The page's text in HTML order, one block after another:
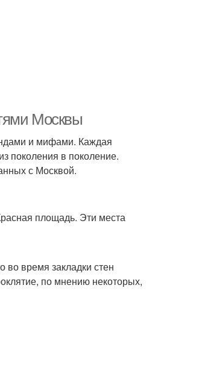
Москвы
и мифами. Каждая
поколения в поколение.
с Москвой.
площадь. Эти места
во время закладки стен
по мнению некоторых,